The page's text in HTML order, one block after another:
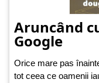
Aruncând
Google
Orice mare pas
tot ceea ce oamenii